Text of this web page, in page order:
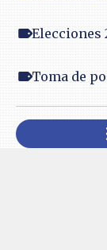
Elecciones
Toma de